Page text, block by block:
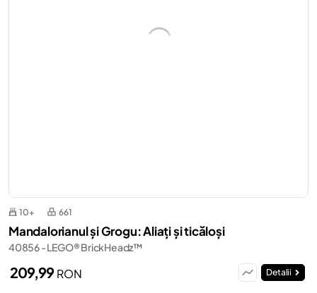
10+ 661
Mandalorianul și Grogu: Aliați și ticăloși
40856 - LEGO® BrickHeadz™
209,99RON Detalii